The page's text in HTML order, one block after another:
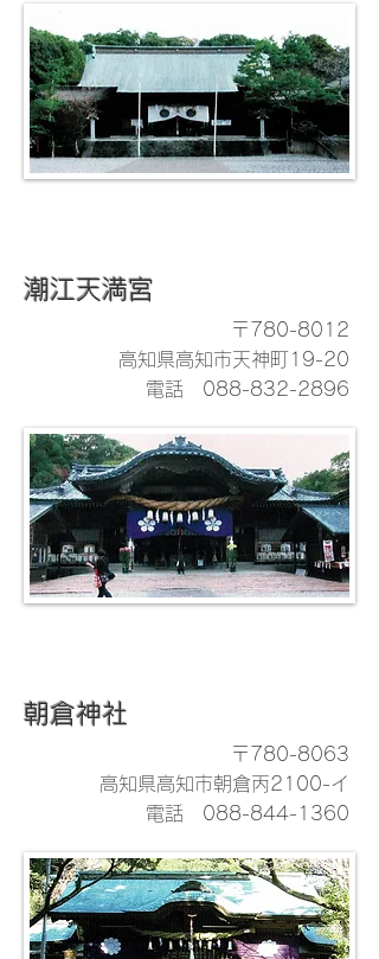
潮江天満宮
〒780-8012
高知県高知市天神町19-20
電話 088-832-2896
朝倉神社
〒780-8063
高知県高知市朝倉丙2100-イ
電話 088-844-1360